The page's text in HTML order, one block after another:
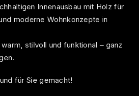
Innenausbau mit Holz für
moderne Wohnkonzepte in
stilvoll und funktional – ganz
für Sie gemacht!